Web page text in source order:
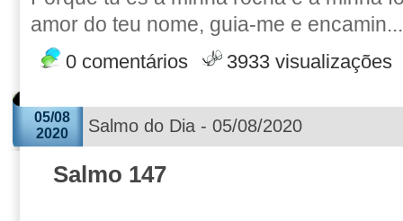
amor do teu nome, guia-me e
0 comentários 3933 visualizações
05/08
2020
Salmo do Dia - 05/08/2020
Salmo 147